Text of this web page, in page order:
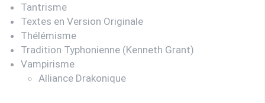
Tantrisme
Textes en Version Originale
Thélémisme
Tradition Typhonienne (Kenneth Grant)
Vampirisme
Alliance Drakonique